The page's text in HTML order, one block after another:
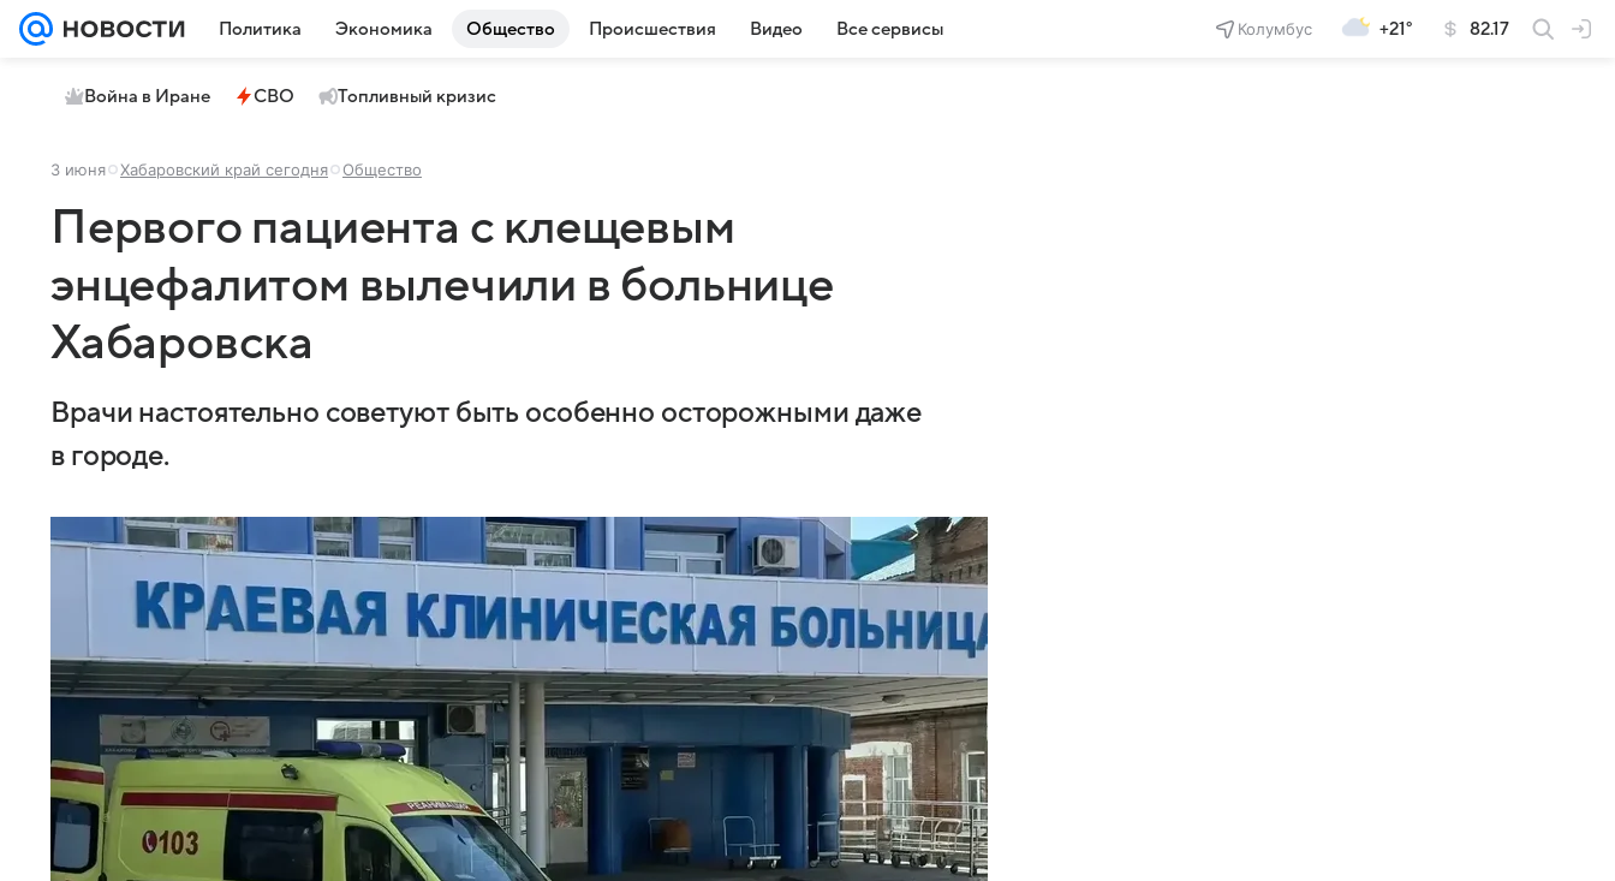
Политика Экономика Общество Происшествия Видео Все сервисы Колумбус +21° 82.17
Война в Иране СВО Топливный кризис
3 июня Хабаровский край сегодня Общество
Первого пациента с клещевым
энцефалитом вылечили в больнице
Хабаровска
Врачи настоятельно советуют быть особенно осторожными даже
в городе.